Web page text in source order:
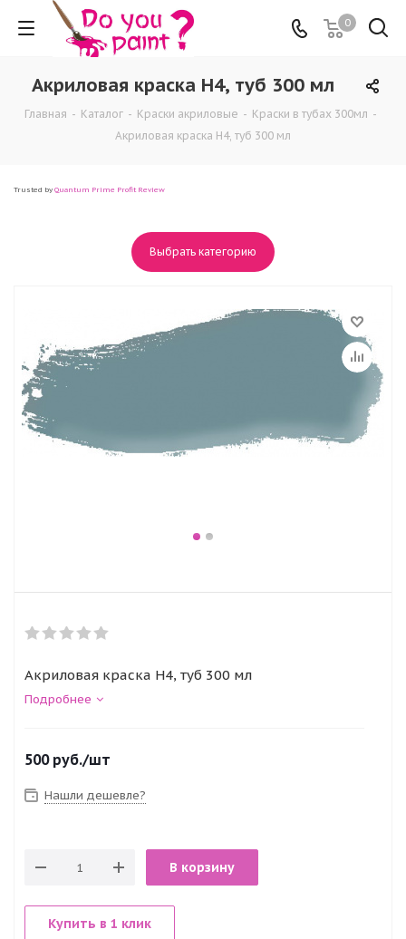
0
Акриловая краска H4, туб 300 мл
Главная - Каталог - Краски акриловые - Краски в тубах 300мл -
Акриловая краска H4, туб 300 мл
Trusted by Quantum Prime Profit Review
Выбрать категорию
Акриловая краска H4, туб 300 мл
Подробнее
500руб./шт
Нашли дешевле?
В корзину
Купить в 1 клик